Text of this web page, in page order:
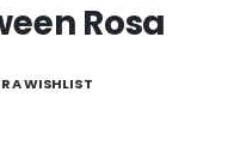
Rosa
A WISHLIST